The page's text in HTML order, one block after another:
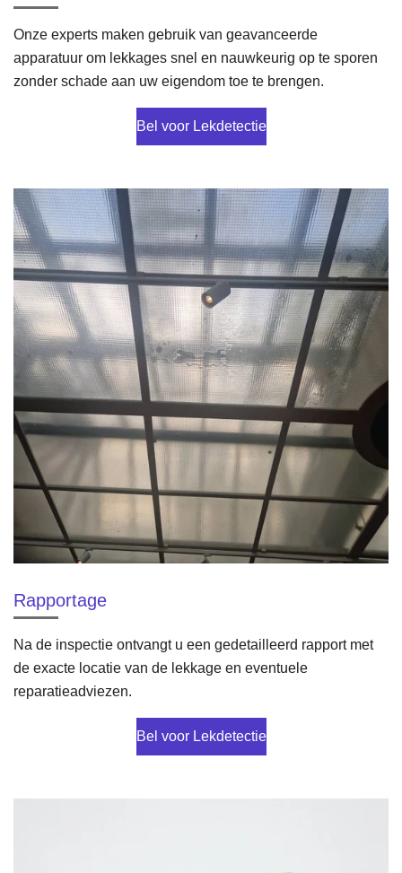
Onze experts maken gebruik van geavanceerde
apparatuur om lekkages snel en nauwkeurig op te sporen
zonder schade aan uw eigendom toe te brengen.
Bel voor Lekdetectie
Rapportage
Na de inspectie ontvangt u een gedetailleerd rapport met
de exacte locatie van de lekkage en eventuele
reparatieadviezen.
Bel voor Lekdetectie